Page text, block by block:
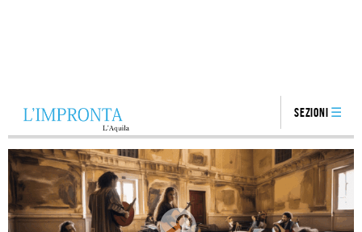
Sezioni